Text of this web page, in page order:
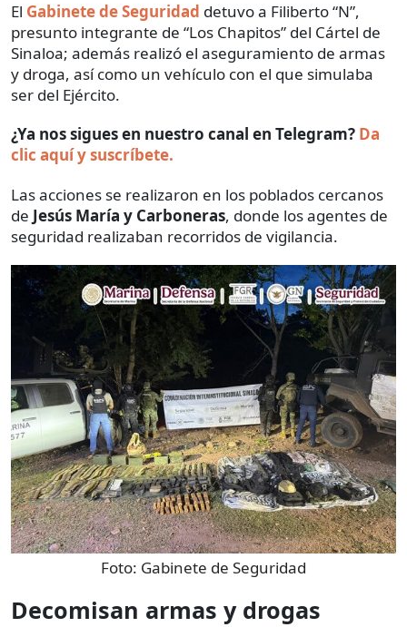
El Gabinete de Seguridad detuvo a Filiberto “N”,
presunto integrante de “Los Chapitos” del Cártel de
Sinaloa; además realizó el aseguramiento de armas
y droga, así como un vehículo con el que simulaba
ser del Ejército.
¿Ya nos sigues en nuestro canal en Telegram? Da
clic aquí y suscríbete.
Las acciones se realizaron en los poblados cercanos
de Jesús María y Carboneras, donde los agentes de
seguridad realizaban recorridos de vigilancia.
Foto: Gabinete de Seguridad
Decomisan armas y drogas